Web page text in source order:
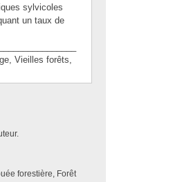
sylvicoles
un taux de
Vieilles forêts,
forestière, Forêt